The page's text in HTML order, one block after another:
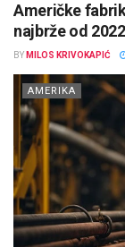
Američke
najbrže od
BY MILOS KRIVOKAPIĆ
AMERIKA